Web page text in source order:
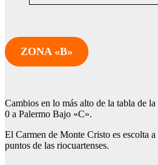
ZONA «B»
Cambios en lo más alto de la tabla de
0 a Palermo Bajo «C».
El Carmen de Monte Cristo es escolta
puntos de las riocuartenses.